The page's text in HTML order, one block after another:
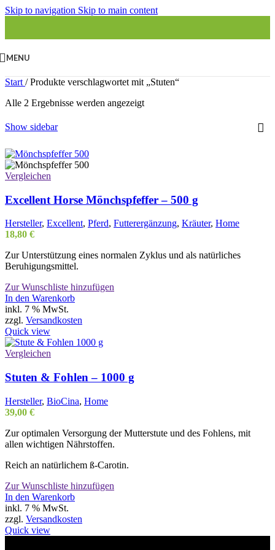
Skip to navigation Skip to main content
MENU
Start / Produkte verschlagwortet mit „Stuten“
Alle 2 Ergebnisse werden angezeigt
Show sidebar
Vergleichen
Excellent Horse Mönchspfeffer – 500 g
Hersteller, Excellent, Pferd, Futterergänzung, Kräuter, Home
18,80 €
Zur Unterstützung eines normalen Zyklus und als natürliches
Beruhigungsmittel.
Zur Wunschliste hinzufügen
In den Warenkorb
inkl. 7 % MwSt.
zzgl. Versandkosten
Quick view
Vergleichen
Stuten & Fohlen – 1000 g
Hersteller, BioCina, Home
39,00 €
Zur optimalen Versorgung der Mutterstute und des Fohlens, mit
allen wichtigen Nährstoffen.
Reich an natürlichem ß-Carotin.
Zur Wunschliste hinzufügen
In den Warenkorb
inkl. 7 % MwSt.
zzgl. Versandkosten
Quick view